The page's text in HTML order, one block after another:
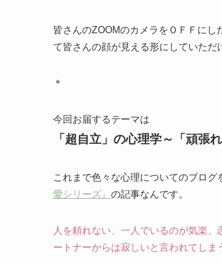
皆さんのZOOMのカメラをＯＦＦに
て皆さんの顔が見える形にしていただ
＊
今回お届するテーマは
「超自立」の心理学～「頑張
これまで色々な心理についてのブロ
愛シリーズ』 の記事なんです。
人を頼れない、一人でいるのが気楽
ートナーからは寂しいと言われてしま